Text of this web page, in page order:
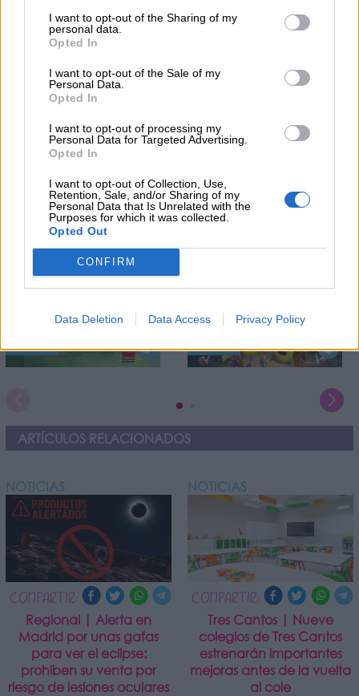
I want to opt-out of the Sharing of my
personal data.
Opted In
I want to opt-out of the Sale of my
Personal Data.
Opted In
I want to opt-out of processing my
Personal Data for Targeted Advertising.
Opted In
I want to opt-out of Collection, Use,
Retention, Sale, and/or Sharing of my
Personal Data that Is Unrelated with the
Purposes for which it was collected.
Opted Out
CONFIRM
Data Deletion Data Access Privacy Policy
He leído y acepto lascondiciones y la política de privacidad
OTROS EVENTOS QUE TE PUEDEN INTERESAR
41 Muestra del Libro
Infantil y Juvenil
Próxima fecha: 27/08/2026
Madrid
película de huevos
08/08/2026
Madrid
ARTÍCULOS RELACIONADOS
NOTICIAS
COMPARTIR:
Regional | Alerta en
Madrid por unas gafas
para ver el eclipse:
prohíben su venta por
riesgo de lesiones oculares
NOTICIAS
COMPARTIR:
Tres Cantos | Nueve
colegios de Tres Cantos
estrenarán importantes
mejoras antes de la vuelta
al cole